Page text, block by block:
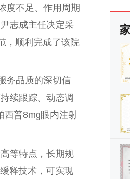
度不足、作用周期
志成主任决定采
，顺利完成了该院
务品质的深切信
续跟踪、动态调
西普8mg眼内注射
等特点，长期规
释技术，可实现